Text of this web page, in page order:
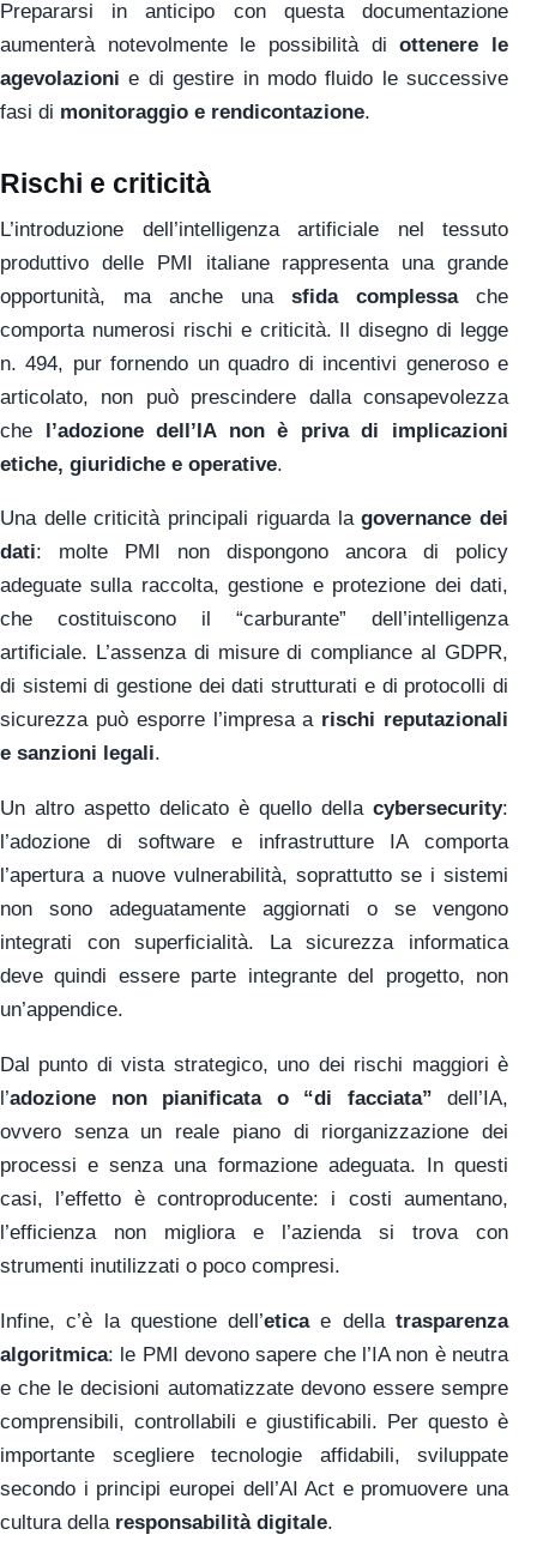
Prepararsi in anticipo con questa documentazione
aumenterà notevolmente le possibilità diottenere le
agevolazioni e di gestire in modo fluido le successive
fasi di monitoraggio e rendicontazione.
Rischi e criticità
L’introduzione dell’intelligenza artificiale nel tessuto
produttivo delle PMI italiane rappresenta una grande
opportunità, ma anche una sfida complessache
comporta numerosi rischi e criticità. Il disegno di legge
n. 494, pur fornendo un quadro di incentivi generoso e
articolato, non può prescindere dalla consapevolezza
che l’adozione dell’IA non è priva di implicazioni
etiche, giuridiche e operative.
Una delle criticità principali riguarda lagovernance dei
dati: molte PMI non dispongono ancora di policy
adeguate sulla raccolta, gestione e protezione dei dati,
che costituiscono il “carburante” dell’intelligenza
artificiale. L’assenza di misure di compliance al GDPR,
di sistemi di gestione dei dati strutturati e di protocolli di
sicurezza può esporre l’impresa a rischi reputazionali
e sanzioni legali.
Un altro aspetto delicato è quello della cybersecurity:
l’adozione di software e infrastrutture IA comporta
l’apertura a nuove vulnerabilità, soprattutto se i sistemi
non sono adeguatamente aggiornati o se vengono
integrati con superficialità. La sicurezza informatica
deve quindi essere parte integrante del progetto, non
un’appendice.
Dal punto di vista strategico, uno dei rischi maggiori è
l’adozione non pianificata o “di facciata” dell’IA,
ovvero senza un reale piano di riorganizzazione dei
processi e senza una formazione adeguata. In questi
casi, l’effetto è controproducente: i costi aumentano,
l’efficienza non migliora e l’azienda si trova con
strumenti inutilizzati o poco compresi.
Infine, c’è la questione dell’eticae dellatrasparenza
algoritmica: le PMI devono sapere che l’IA non è neutra
e che le decisioni automatizzate devono essere sempre
comprensibili, controllabili e giustificabili. Per questo è
importante scegliere tecnologie affidabili, sviluppate
secondo i principi europei dell’AI Act e promuovere una
cultura della responsabilità digitale.